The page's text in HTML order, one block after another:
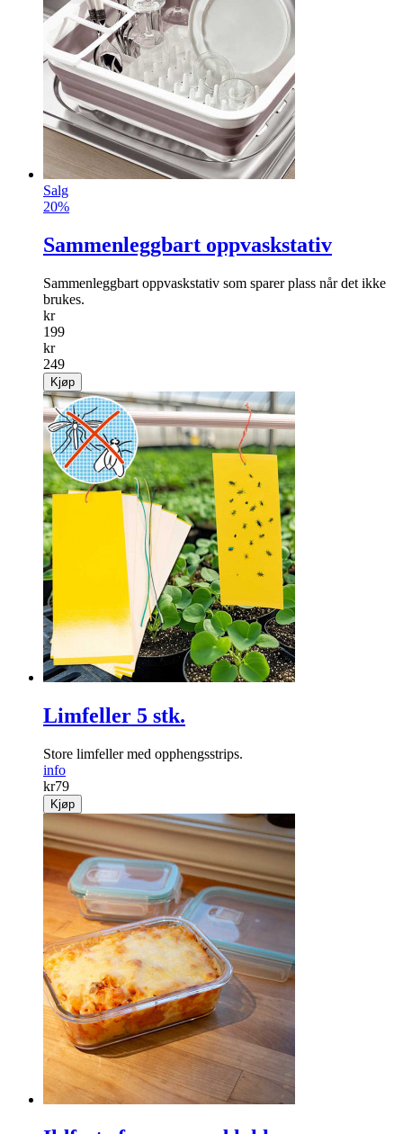
Salg
20%
Sammenleggbart oppvaskstativ
Sammenleggbart oppvaskstativ som sparer plass når det ikke
brukes.
kr
199
kr
249
Kjøp
Limfeller 5 stk.
Store limfeller med opphengsstrips.
info
kr79
Kjøp